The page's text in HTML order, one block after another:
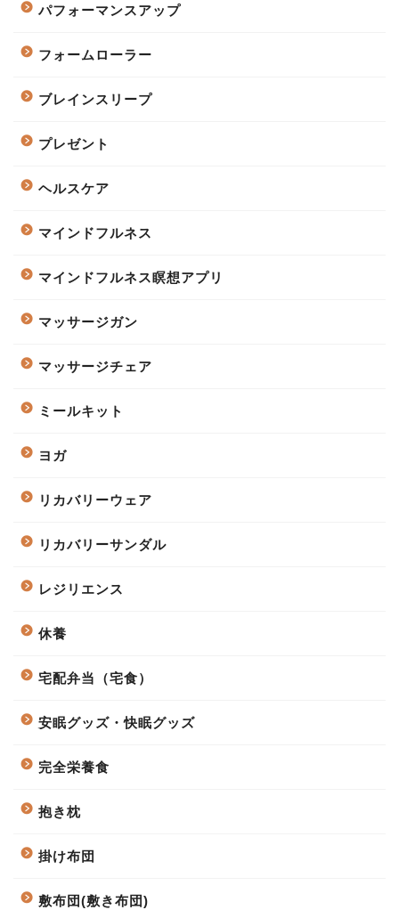
パフォーマンスアップ
フォームローラー
ブレインスリープ
プレゼント
ヘルスケア
マインドフルネス
マインドフルネス瞑想アプリ
マッサージガン
マッサージチェア
ミールキット
ヨガ
リカバリーウェア
リカバリーサンダル
レジリエンス
休養
宅配弁当（宅食）
安眠グッズ・快眠グッズ
完全栄養食
抱き枕
掛け布団
敷布団(敷き布団)